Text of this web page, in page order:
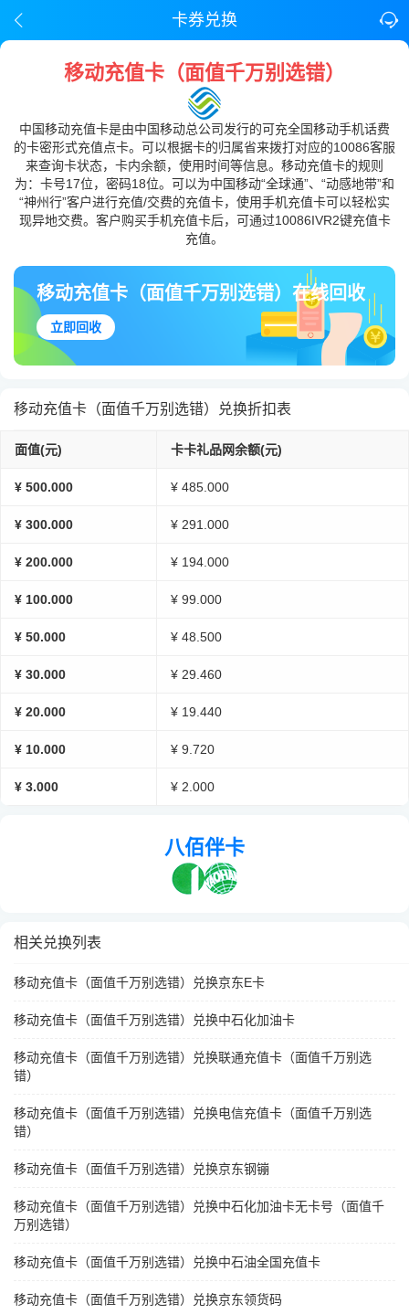
卡券兑换
移动充值卡（面值千万别选错）
中国移动充值卡是由中国移动总公司发行的可充全国移动手机话费
的卡密形式充值点卡。可以根据卡的归属省来拨打对应的10086客服
来查询卡状态，卡内余额，使用时间等信息。移动充值卡的规则
为：卡号17位，密码18位。可以为中国移动“全球通”、“动感地带”和
“神州行”客户进行充值/交费的充值卡，使用手机充值卡可以轻松实
现异地交费。客户购买手机充值卡后，可通过10086IVR2键充值卡
充值。
移动充值卡（面值千万别选错）在线回收
立即回收
移动充值卡（面值千万别选错）兑换折扣表
面值(元) 卡卡礼品网余额(元)
¥ 500.000 ¥ 485.000
¥ 300.000 ¥ 291.000
¥ 200.000 ¥ 194.000
¥ 100.000 ¥ 99.000
¥ 50.000 ¥ 48.500
¥ 30.000 ¥ 29.460
¥ 20.000 ¥ 19.440
¥ 10.000 ¥ 9.720
¥ 3.000 ¥ 2.000
八佰伴卡
相关兑换列表
移动充值卡（面值千万别选错）兑换京东E卡
移动充值卡（面值千万别选错）兑换中石化加油卡
移动充值卡（面值千万别选错）兑换联通充值卡（面值千万别选
错）
移动充值卡（面值千万别选错）兑换电信充值卡（面值千万别选
错）
移动充值卡（面值千万别选错）兑换京东钢镚
移动充值卡（面值千万别选错）兑换中石化加油卡无卡号（面值千
万别选错）
移动充值卡（面值千万别选错）兑换中石油全国充值卡
移动充值卡（面值千万别选错）兑换京东领货码